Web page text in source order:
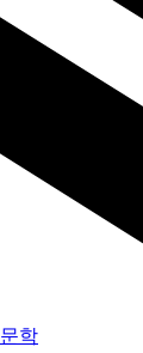
문학